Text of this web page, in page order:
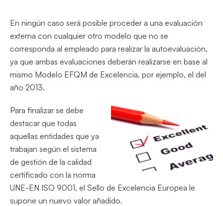
En ningún caso será posible proceder a una evaluación
externa con cualquier otro modelo que no se
corresponda al empleado para realizar la autoevaluación,
ya que ambas evaluaciones deberán realizarse en base al
mismo Modelo EFQM de Excelencia, por ejemplo, el del
año 2013.
Para finalizar se debe
destacar que todas
aquellas entidades que ya
trabajan según el sistema
de gestión de la calidad
certificado con la norma
UNE-EN ISO 9001, el Sello de Excelencia Europea le
supone un nuevo valor añadido.